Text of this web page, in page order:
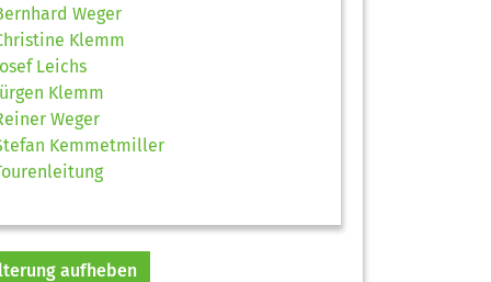
Weger
Klemm
Leichs
Klemm
Weger
Kemmetmiller
aufheben